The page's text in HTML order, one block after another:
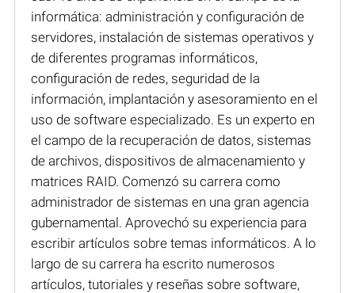
informática: administración y configuración de
servidores, instalación de sistemas operativos y
de diferentes programas informáticos,
configuración de redes, seguridad de la
información, implantación y asesoramiento en el
uso de software especializado. Es un experto en
el campo de la recuperación de datos, sistemas
de archivos, dispositivos de almacenamiento y
matrices RAID. Comenzó su carrera como
administrador de sistemas en una gran agencia
gubernamental. Aprovechó su experiencia para
escribir artículos sobre temas informáticos. A lo
largo de su carrera ha escrito numerosos
artículos, tutoriales y reseñas sobre software,